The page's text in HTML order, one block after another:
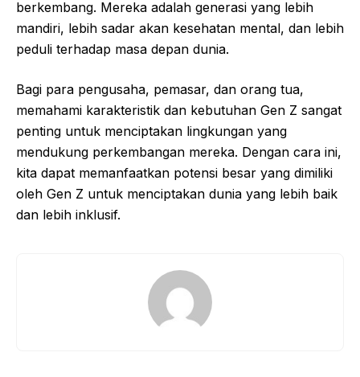
berkembang. Mereka adalah generasi yang lebih
mandiri, lebih sadar akan kesehatan mental, dan lebih
peduli terhadap masa depan dunia.
Bagi para pengusaha, pemasar, dan orang tua,
memahami karakteristik dan kebutuhan Gen Z sangat
penting untuk menciptakan lingkungan yang
mendukung perkembangan mereka. Dengan cara ini,
kita dapat memanfaatkan potensi besar yang dimiliki
oleh Gen Z untuk menciptakan dunia yang lebih baik
dan lebih inklusif.